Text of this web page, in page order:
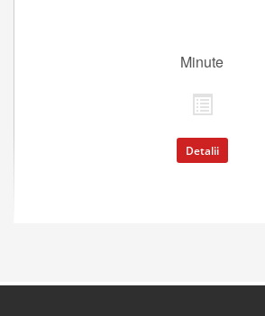
Minute
Detalii